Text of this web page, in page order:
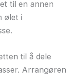
til en annen
ølet i
til å dele
Arrangøren